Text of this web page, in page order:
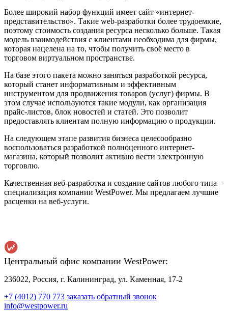
Более широкий набор функций имеет сайт «интернет-
представительство». Такие web-разработки более трудоемкие,
поэтому стоимость создания ресурса несколько больше. Такая
модель взаимодействия с клиентами необходима для фирмы,
которая нацелена на то, чтобы получить своё место в
торговом виртуальном пространстве.
На базе этого пакета можно заняться разработкой ресурса,
который станет информативным и эффективным
инструментом для продвижения товаров (услуг) фирмы. В
этом случае используются такие модули, как организация
прайс-листов, блок новостей и статей. Это позволит
предоставлять клиентам полную информацию о продукции.
На следующем этапе развития бизнеса целесообразно
воспользоваться разработкой полноценного интернет-
магазина, который позволит активно вести электронную
торговлю.
Качественная веб-разработка и создание сайтов любого типа –
специализация компании WestPower. Мы предлагаем лучшие
расценки на веб-услуги.
Центральный офис компании WestPower:
236022, Россия, г. Калининград, ул. Каменная, 17-2
+7 (4012) 770 773 заказать обратный звонок
info@westpower.ru